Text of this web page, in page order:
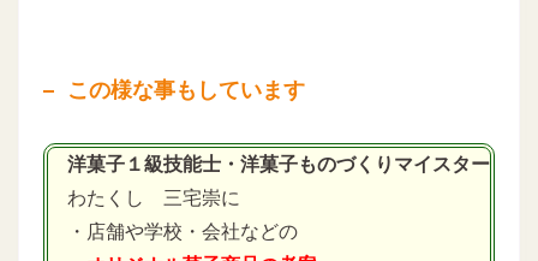
この様な事もしています
洋菓子１級技能士・洋菓子ものづくりマイスター
わたくし 三宅崇に
・店舗や学校・会社などの